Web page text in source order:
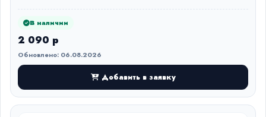
В наличии
2 090 р
Обновлено: 06.08.2026
Добавить в заявку